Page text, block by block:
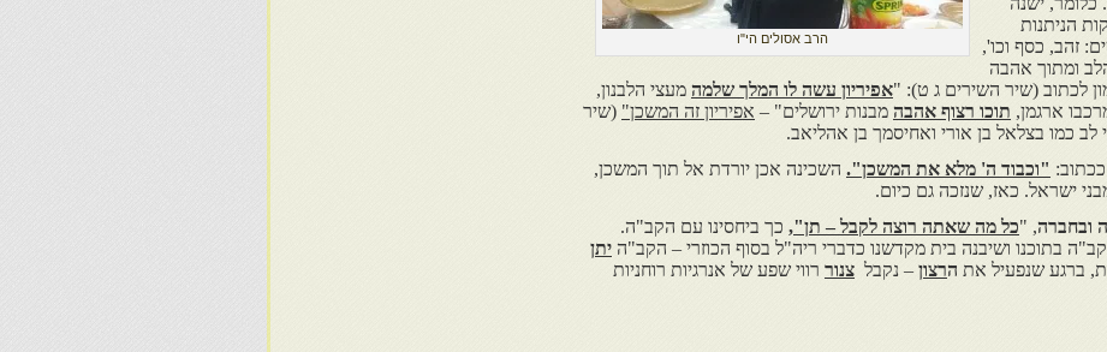
הרב אסולים הי"ו
הניתנות
זהב, כסף וכו',
ומתוך אהבה
לכתוב (שיר השירים ג ט): "אפיריון עשה לו המלך שלמה מעצי הלבנון,
ארגמן, תוכו רצוף אהבה מבנות ירושלים" – אפיריון זה המשכן" (שיר
כמו בצלאל בן אורי ואחיסמך בן אהליאב.
"וכבוד ה' מלא את המשכן". השכינה אכן יורדת אל תוך המשכן,
ישראל. כאז, שנזכה גם כיום.
ובחברה, "כל מה שאתה רוצה לקבל – תן", כך ביחסינו עם הקב"ה.
בתוכנו ושיבנה בית מקדשנו כדברי ריה"ל בסוף הכוזרי – הקב"ה יתן
ברגע שנפעיל את הרצון – נקבל צנור רווי שפע של אנרגיות רוחניות